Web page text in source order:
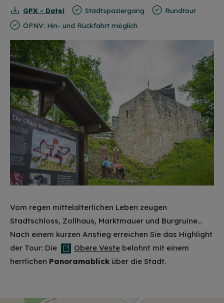
GPX - Datei
Stadtspaziergang
Rundtour
ÖPNV: Hin- und Rückfahrt möglich
Vom regen mittelalterlichen Leben zeugen
Stadtschloss, Zollhaus, Marktmauer und Burgruine...
Nach einem kurzen Anstieg erreichen Sie das Highlight
der Tour: Die
Obere Veste belohnt mit einem
herrlichen Panoramablick über die Stadt.